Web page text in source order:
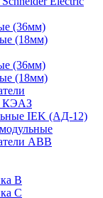
(36мм)
(18мм)
(36мм)
(18мм)
КЭАЗ
IEK (АД-12)
ABB
B
C